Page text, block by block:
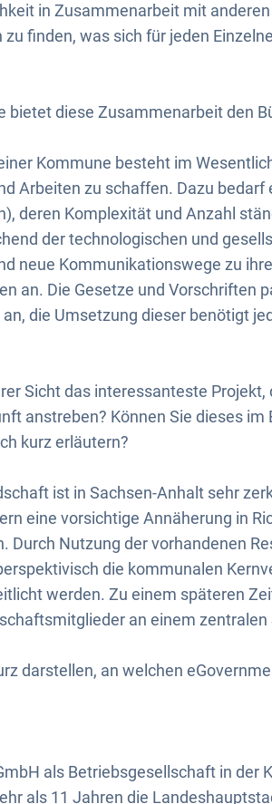
in Zusammenarbeit mit
finden, was sich für jeden
bietet diese Zusammenarbeit den
Kommune besteht im
Arbeiten zu schaffen. Dazu bedarf
deren Komplexität und Anzahl
der technologischen und
neue Kommunikationswege zu
an. Die Gesetze und Vorschriften
die Umsetzung dieser benötigt
Sicht das interessanteste Projekt,
anstreben? Können Sie dieses im
kurz erläutern?
ist in Sachsen-Anhalt sehr
eine vorsichtige Annäherung in
Durch Nutzung der vorhandenen
die kommunalen
werden. Zu einem späteren
an einem zentralen
darstellen, an welchen
als Betriebsgesellschaft in der
als 11 Jahren die